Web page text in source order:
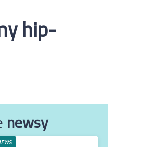
hip-
newsy